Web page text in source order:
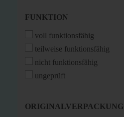
FUNKTION
FUNKTION
voll funktionsfähig
teilweise funktionsfähig
nicht funktionsfähig
ungeprüft
ORIGINALVERPACKUNG
ORIGINALVERPACKUNG